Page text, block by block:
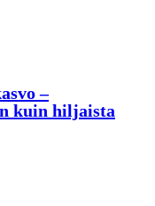
–
kuin hiljaista